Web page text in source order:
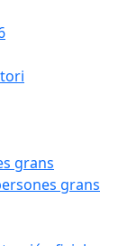
grans
grans